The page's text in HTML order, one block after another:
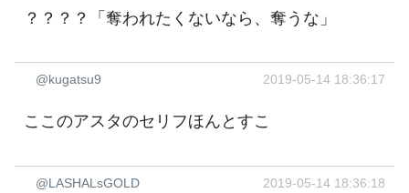
？？？？「奪われたくないなら、奪うな」
@kugatsu9 2019-05-14 18:36:17
ここのアスタのセリフほんとすこ
@LASHALsGOLD 2019-05-14 18:36:18